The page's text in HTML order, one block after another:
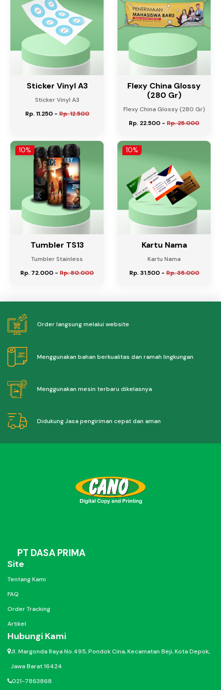
Sticker Vinyl A3
Sticker Vinyl A3
Rp. 11.250-Rp. 12.500
Flexy China Glossy
(280 Gr)
Flexy China Glossy (280 Gr)
Rp. 22.500 - Rp. 25.000
10%
Tumbler TS13
Tumbler Stainless
Rp. 72.000 - Rp. 80.000
10%
Kartu Nama
Kartu Nama
Rp. 31.500-Rp. 35.000
Order langsung melalui website
Menggunakan bahan berkualitas dan ramah lingkungan
Menggunakan mesin terbaru dikelasnya
Didukung Jasa pengiriman cepat dan aman
PT DASA PRIMA
Site
Tentang Kami
FAQ
Order Tracking
Artikel
Hubungi Kami
Jl. Margonda Raya No.495, Pondok Cina, Kecamatan Beji, Kota Depok,
Jawa Barat 16424
021-7863868